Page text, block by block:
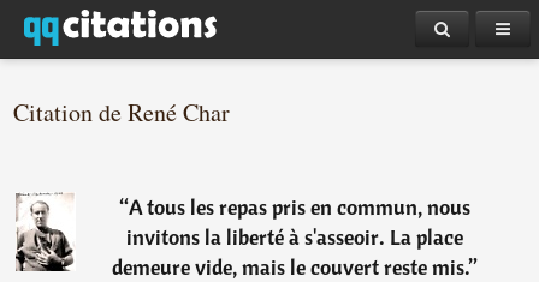
Citation de René Char
“A tous les repas pris en commun, nous
invitons la liberté à s'asseoir. La place
demeure vide, mais le couvert reste mis.”